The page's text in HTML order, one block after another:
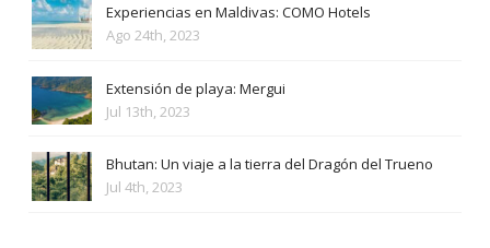
Experiencias en Maldivas: COMO Hotels
Ago 24th, 2023
Extensión de playa: Mergui
Jul 13th, 2023
Bhutan: Un viaje a la tierra del Dragón del Trueno
Jul 4th, 2023